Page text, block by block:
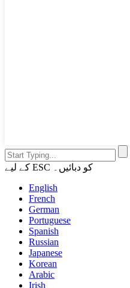
کے لیے ESC کو دبائیں۔
English
French
German
Portuguese
Spanish
Russian
Japanese
Korean
Arabic
Irish